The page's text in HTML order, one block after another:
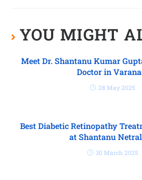
YOU MIGHT
Meet Dr. Shantanu Kumar
Doctor in
28 May 2025
Best Diabetic Retinopathy
at Shantanu
30 March 2025